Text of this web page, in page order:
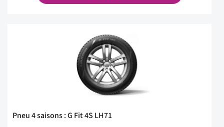
Pneu 4 saisons : G Fit 4S LH71